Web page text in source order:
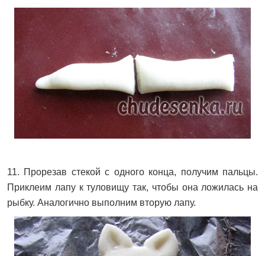
11. Прорезав стекой с одного конца, получим пальцы.
Приклеим лапу к туловищу так, чтобы она ложилась на
рыбку. Аналогично выполним вторую лапу.